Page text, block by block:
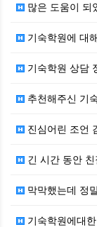
많은 도움이 되
기숙학원에 대
기숙학원 상담
추천해주신 기
진심어린 조언
긴 시간 동안
막막했는데 정
기숙학원에대